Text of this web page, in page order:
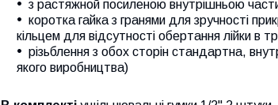
з растяжной посиленою внутрішньою
коротка гайка з гранями для зручності
кільцем для відсутності обертання лійки в
різьблення з обох сторін стандартна,
якого виробництва)